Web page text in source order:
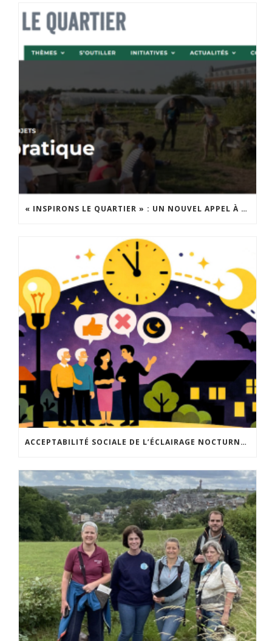
« INSPIRONS LE QUARTIER » : UN NOUVEL APPEL À PROJETS EST LANCÉ !
ACCEPTABILITÉ SOCIALE DE L’ÉCLAIRAGE NOCTURNE : LE REPLAY EST DISPONIBLE